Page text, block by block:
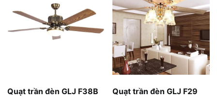
Quạt trần đèn GLJ F38B Quạt trần đèn GLJ F29